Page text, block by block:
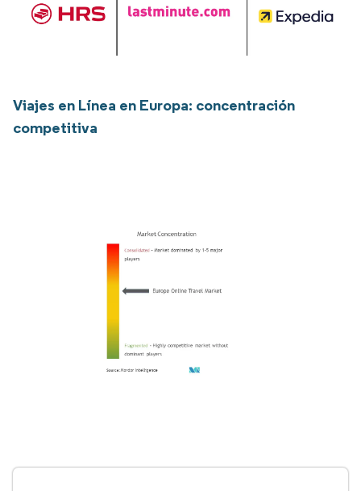
Viajes en Línea en Europa: concentración
competitiva